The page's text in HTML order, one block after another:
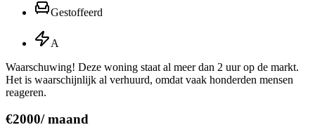
Gestoffeerd
A
Waarschuwing! Deze woning staat al meer dan 2 uur op de markt.
Het is waarschijnlijk al verhuurd, omdat vaak honderden mensen
reageren.
€2000/maand